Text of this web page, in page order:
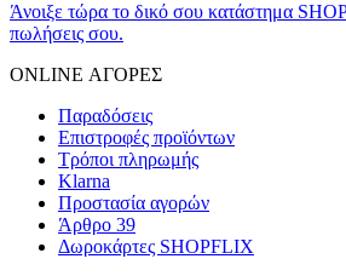
Άνοιξε τώρα το δικό σου κατάστημα
πωλήσεις σου.
ONLINE ΑΓΟΡΕΣ
Παραδόσεις
Επιστροφές προϊόντων
Τρόποι πληρωμής
Klarna
Προστασία αγορών
Άρθρο 39
Δωροκάρτες SHOPFLIX